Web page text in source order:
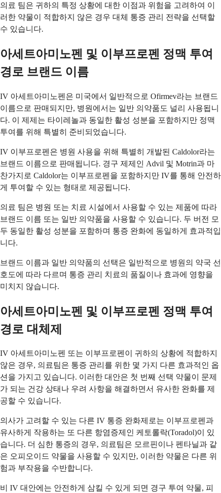
의료 팀은 귀하의 특정 상황에 대한 이점과 위험을 고려하여 이
러한 약물이 적합하지 않은 경우 대체 통증 관리 전략을 선택할
수 있습니다.
아세트아미노펜 및 이부프로펜 정맥 투여
경로 브랜드 이름
IV 아세트아미노펜은 미국에서 일반적으로 Ofirmev라는 브랜드
이름으로 판매되지만, 병원에서는 일반 의약품도 널리 사용됩니
다. 이 제제는 타이레놀과 동일한 활성 성분을 포함하지만 정맥
투여를 위해 특별히 준비되었습니다.
IV 이부프로펜은 병원 사용을 위해 특별히 개발된 Caldolor라는
브랜드 이름으로 판매됩니다. 경구 제제인 Advil 및 Motrin과 마
찬가지로 Caldolor는 이부프로펜을 포함하지만 IV를 통해 안전하
게 투여할 수 있는 형태로 제공됩니다.
의료 팀은 병원 또는 치료 시설에서 사용할 수 있는 제품에 따라
브랜드 이름 또는 일반 의약품을 사용할 수 있습니다. 두 버전 모
두 동일한 활성 성분을 포함하며 통증 완화에 동일하게 효과적입
니다.
브랜드 이름과 일반 의약품의 선택은 일반적으로 병원의 약국 선
호도에 따라 다르며 통증 관리 치료의 품질이나 효과에 영향을
미치지 않습니다.
아세트아미노펜 및 이부프로펜 정맥 투여
경로 대체제
IV 아세트아미노펜 또는 이부프로펜이 귀하의 상황에 적합하지
않은 경우, 의료팀은 통증 관리를 위한 몇 가지 다른 효과적인 옵
션을 가지고 있습니다. 이러한 대안은 첫 번째 선택 약물이 문제
가 되는 건강 상태나 우려 사항을 해결하면서 유사한 완화를 제
공할 수 있습니다.
의사가 고려할 수 있는 다른 IV 통증 완화제로는 이부프로펜과
유사하게 작용하는 또 다른 항염증제인 케토롤락(Toradol)이 있
습니다. 더 심한 통증의 경우, 의료팀은 모르핀이나 펜타닐과 같
은 오피오이드 약물을 사용할 수 있지만, 이러한 약물은 다른 위
험과 부작용을 수반합니다.
비 IV 대안에는 안전하게 삼킬 수 있게 되면 경구 투여 약물, 피